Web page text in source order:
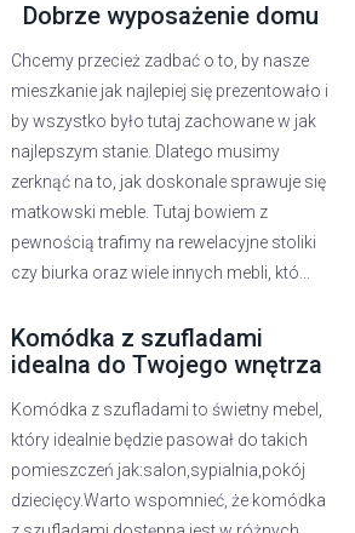
Dobrze wyposażenie domu
Chcemy przecież zadbać o to, by nasze
mieszkanie jak najlepiej się prezentowało i
by wszystko było tutaj zachowane w jak
najlepszym stanie. Dlatego musimy
zerknąć na to, jak doskonale sprawuje się
matkowski meble. Tutaj bowiem z
pewnością trafimy na rewelacyjne stoliki
czy biurka oraz wiele innych mebli, któ...
Komódka z szufladami
idealna do Twojego wnętrza
Komódka z szufladami to świetny mebel,
który idealnie będzie pasował do takich
pomieszczeń jak:salon,sypialnia,pokój
dziecięcy.Warto wspomnieć, że komódka